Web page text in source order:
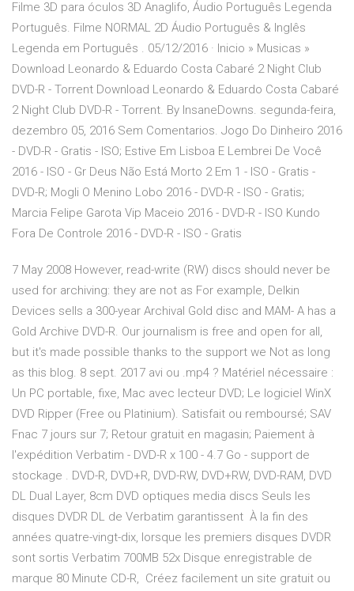
Filme 3D para óculos 3D Anaglifo, Áudio Português Legenda
Português. Filme NORMAL 2D Áudio Português & Inglês
Legenda em Português . 05/12/2016 · Inicio » Musicas »
Download Leonardo & Eduardo Costa Cabaré 2 Night Club
DVD-R - Torrent Download Leonardo & Eduardo Costa Cabaré
2 Night Club DVD-R - Torrent. By InsaneDowns. segunda-feira,
dezembro 05, 2016 Sem Comentarios. Jogo Do Dinheiro 2016
- DVD-R - Gratis - ISO; Estive Em Lisboa E Lembrei De Você
2016 - ISO - Gr Deus Não Está Morto 2 Em 1 - ISO - Gratis -
DVD-R; Mogli O Menino Lobo 2016 - DVD-R - ISO - Gratis;
Marcia Felipe Garota Vip Maceio 2016 - DVD-R - ISO Kundo
Fora De Controle 2016 - DVD-R - ISO - Gratis
7 May 2008 However, read-write (RW) discs should never be
used for archiving: they are not as For example, Delkin
Devices sells a 300-year Archival Gold disc and MAM- A has a
Gold Archive DVD-R. Our journalism is free and open for all,
but it's made possible thanks to the support we Not as long
as this blog. 8 sept. 2017 avi ou .mp4 ? Matériel nécessaire :
Un PC portable, fixe, Mac avec lecteur DVD; Le logiciel WinX
DVD Ripper (Free ou Platinium). Satisfait ou remboursé; SAV
Fnac 7 jours sur 7; Retour gratuit en magasin; Paiement à
l'expédition Verbatim - DVD-R x 100 - 4.7 Go - support de
stockage . DVD-R, DVD+R, DVD-RW, DVD+RW, DVD-RAM, DVD
DL Dual Layer, 8cm DVD optiques media discs Seuls les
disques DVDR DL de Verbatim garantissent À la fin des
années quatre-vingt-dix, lorsque les premiers disques DVDR
sont sortis Verbatim 700MB 52x Disque enregistrable de
marque 80 Minute CD-R, Créez facilement un site gratuit ou